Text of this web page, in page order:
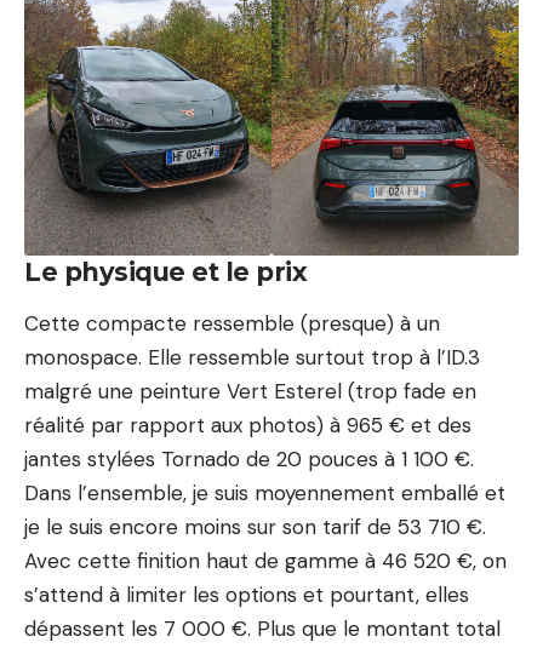
Le physique et le prix
Cette compacte ressemble (presque) à un
monospace. Elle ressemble surtout trop à l’ID.3
malgré une peinture Vert Esterel (trop fade en
réalité par rapport aux photos) à 965 € et des
jantes stylées Tornado de 20 pouces à 1 100 €.
Dans l’ensemble, je suis moyennement emballé et
je le suis encore moins sur son tarif de 53 710 €.
Avec cette finition haut de gamme à 46 520 €, on
s’attend à limiter les options et pourtant, elles
dépassent les 7 000 €. Plus que le montant total